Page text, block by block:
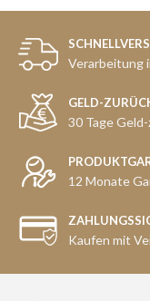
Verarbeitung
GELD-
30 Tage
12 Monate
Kaufen mit